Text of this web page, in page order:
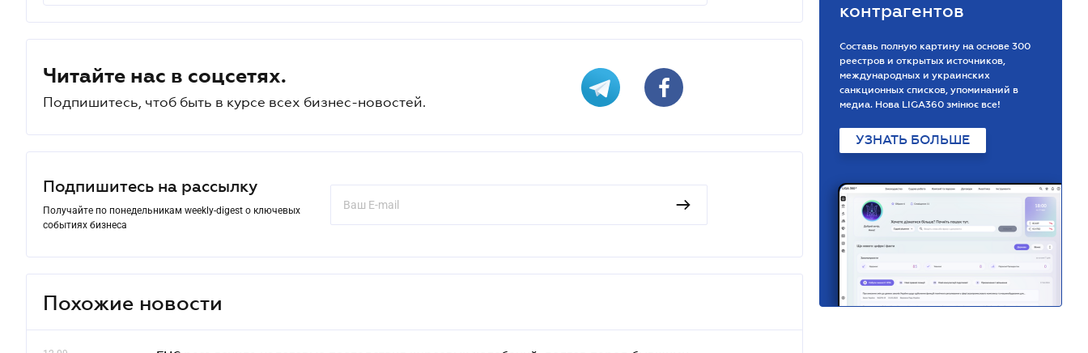
Читайте нас в соцсетях.
Подпишитесь, чтоб быть в курсе всех бизнес-новостей.
Подпишитесь на рассылку
Получайте по понедельникам weekly-digest о ключевых
событиях бизнеса
Похожие новости
контрагентов
Составь полную картину на основе 300
реестров и открытых источников,
международных и украинских
санкционных списков, упоминаний в
медиа. Нова LIGA360 змінює все!
УЗНАТЬ БОЛЬШЕ